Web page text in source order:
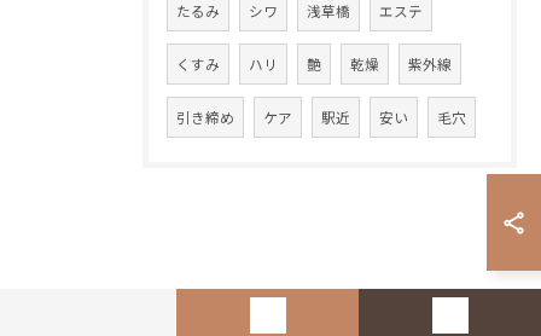
たるみ シワ 浅草橋 エステ
くすみ ハリ 艶 乾燥 紫外線
引き締め ケア 駅近 安い 毛穴